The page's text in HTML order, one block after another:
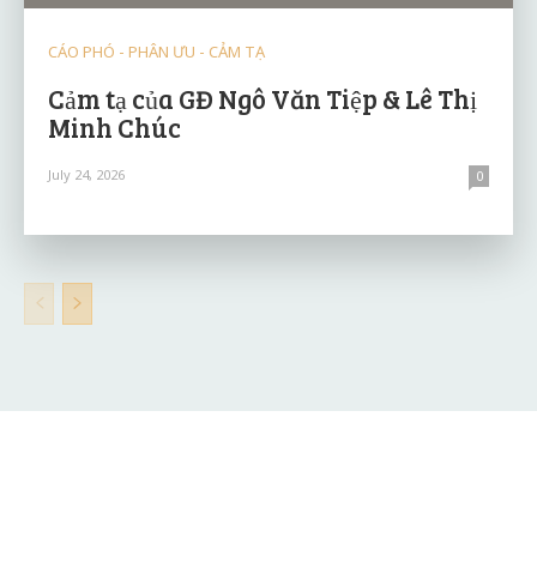
CÁO PHÓ - PHÂN ƯU - CẢM TẠ
Cảm tạ của GĐ Ngô Văn Tiệp & Lê Thị
Minh Chúc
July 24, 2026 0